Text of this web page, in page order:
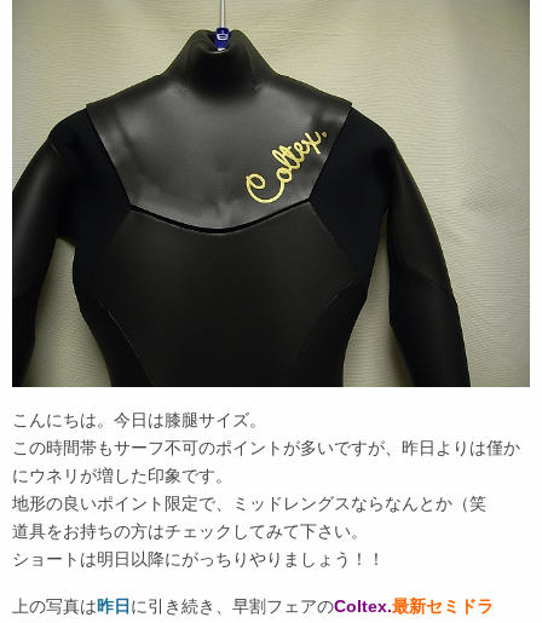
こんにちは。今日は膝腿サイズ。
この時間帯もサーフ不可のポイントが多いですが、昨日よりは僅か
にウネリが増した印象です。
地形の良いポイント限定で、ミッドレングスならなんとか（笑
道具をお持ちの方はチェックしてみて下さい。
ショートは明日以降にがっちりやりましょう！！
上の写真は昨日 に引き続き、早割フェアのColtex.最新セミドラ